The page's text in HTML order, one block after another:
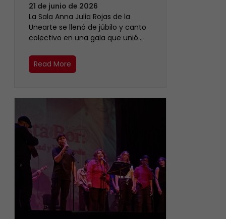
21 de junio de 2026
​La Sala Anna Julia Rojas de la
Unearte se llenó de júbilo y canto
colectivo en una gala que unió…
Read More